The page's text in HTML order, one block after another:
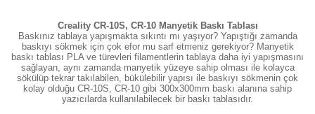
Creality CR-10S, CR-10 Manyetik Baskı Tablası
Baskınız tablaya yapışmakta sıkıntı mı yaşıyor? Yapıştığı zamanda
baskıyı sökmek için çok efor mu sarf etmeniz gerekiyor? Manyetik
baskı tablası PLA ve türevleri filamentlerin tablaya daha iyi yapışmasını
sağlayan, aynı zamanda manyetik yüzeye sahip olması ile kolayca
sökülüp tekrar takılabilen, bükülebilir yapısı ile baskıyı sökmenin çok
kolay olduğu CR-10S, CR-10 gibi 300x300mm baskı alanına sahip
yazıcılarda kullanılabilecek bir baskı tablasıdır.